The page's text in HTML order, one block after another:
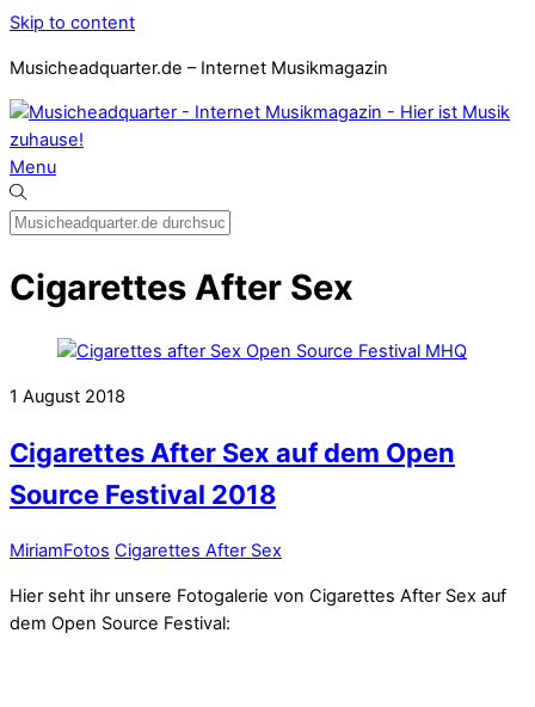
Skip to content
Musicheadquarter.de – Internet Musikmagazin
Menu
Cigarettes After Sex
1 August 2018
Cigarettes After Sex auf dem Open
Source Festival 2018
MiriamFotos Cigarettes After Sex
Hier seht ihr unsere Fotogalerie von Cigarettes After Sex auf
dem Open Source Festival: